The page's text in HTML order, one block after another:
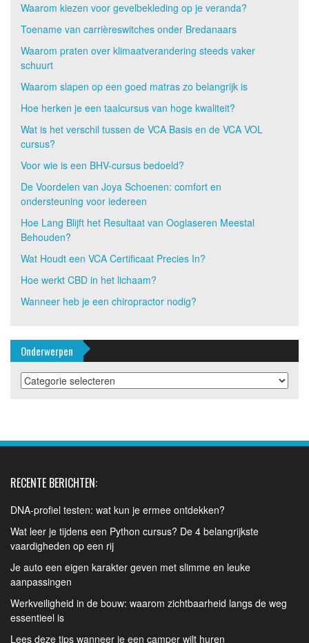
Waarom kiezen voor gevelbekleding op je veranda?
Toename van carrièreswitches onder Bredanaars
Waarom praten over klimaatverandering steeds vaker
schuurt
Waarom slapen op een goed matras zo belangrijk is
Hoe herken je een taalcursus van hoge kwaliteit?
Wat is het verschil tussen de VCA Basis en de VCA VOL
cursus?
Voor wie is een BHV-cursus bedoeld?
De Voordelen van Joya Schoenen: comfort en
ondersteuning voor iedereen
Hoe Lang Blijft het Resultaat van Ooglaseren Meestal
Behouden?
Wat Houdt een VCA Certificaat Precies In?
Hoe werkt CBD in het lichaam?
Wanneer heb je een chiropractor nodig?
Onderwerpen
Onderwerpen
RECENTE BERICHTEN:
DNA-profiel testen: wat kun je ermee ontdekken?
Wat leer je tijdens een Python cursus? De 4 belangrijkste
vaardigheden op een rij
Je auto een eigen karakter geven met slimme en leuke
aanpassingen
Werkveiligheid in de bouw: waarom zichtbaarheid langs de weg
essentieel is
Lees deze tips wanneer je een camper wilt huren